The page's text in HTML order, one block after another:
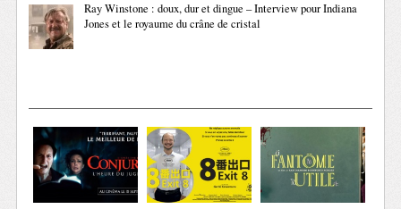
Ray Winstone : doux, dur et dingue – Interview pour Indiana
Jones et le royaume du crâne de cristal